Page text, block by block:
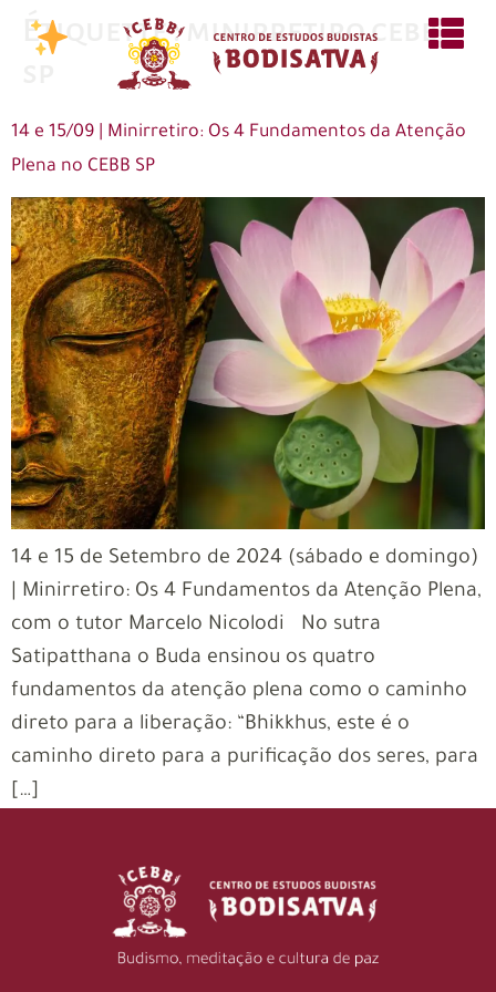
Étiquette : minirretiro cebb
14 e 15/09 | Minirretiro: Os 4 Fundamentos da Atenção
Plena no CEBB SP
14 e 15 de Setembro de 2024 (sábado e domingo)
| Minirretiro: Os 4 Fundamentos da Atenção Plena,
com o tutor Marcelo Nicolodi No sutra
Satipatthana o Buda ensinou os quatro
fundamentos da atenção plena como o caminho
direto para a liberação: “Bhikkhus, este é o
caminho direto para a purificação dos seres, para
[…]